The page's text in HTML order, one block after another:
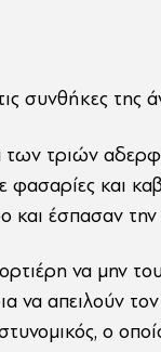
συνθήκες της
των τριών
και
έσπασαν την
να μην
να απειλούν
ο